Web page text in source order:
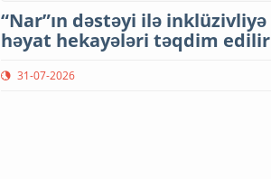
“Nar”ın dəstəyi ilə
həyat hekayələri təqdim edilir
31-07-2026